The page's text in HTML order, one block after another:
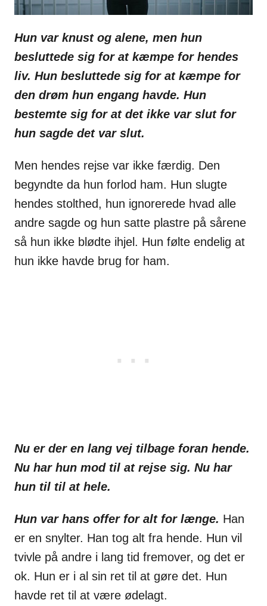
Hun var knust og alene, men hun
besluttede sig for at kæmpe for hendes
liv. Hun besluttede sig for at kæmpe for
den drøm hun engang havde. Hun
bestemte sig for at det ikke var slut for
hun sagde det var slut.
Men hendes rejse var ikke færdig. Den
begyndte da hun forlod ham. Hun slugte
hendes stolthed, hun ignorerede hvad alle
andre sagde og hun satte plastre på sårene
så hun ikke blødte ihjel. Hun følte endelig at
hun ikke havde brug for ham.
Nu er der en lang vej tilbage foran hende.
Nu har hun mod til at rejse sig. Nu har
hun til til at hele.
Hun var hans offer for alt for længe. Han
er en snylter. Han tog alt fra hende. Hun vil
tvivle på andre i lang tid fremover, og det er
ok. Hun er i al sin ret til at gøre det. Hun
havde ret til at være ødelagt.